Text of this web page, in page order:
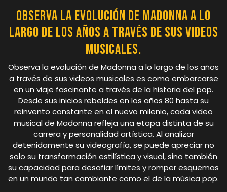
Observa la evolución de Madonna a lo
largo de los años a través de sus videos
musicales.
Observa la evolución de Madonna a lo largo de los años
a través de sus videos musicales es como embarcarse
en un viaje fascinante a través de la historia del pop.
Desde sus inicios rebeldes en los años 80 hasta su
reinvento constante en el nuevo milenio, cada video
musical de Madonna refleja una etapa distinta de su
carrera y personalidad artística. Al analizar
detenidamente su videografía, se puede apreciar no
solo su transformación estilística y visual, sino también
su capacidad para desafiar límites y romper esquemas
en un mundo tan cambiante como el de la música pop.